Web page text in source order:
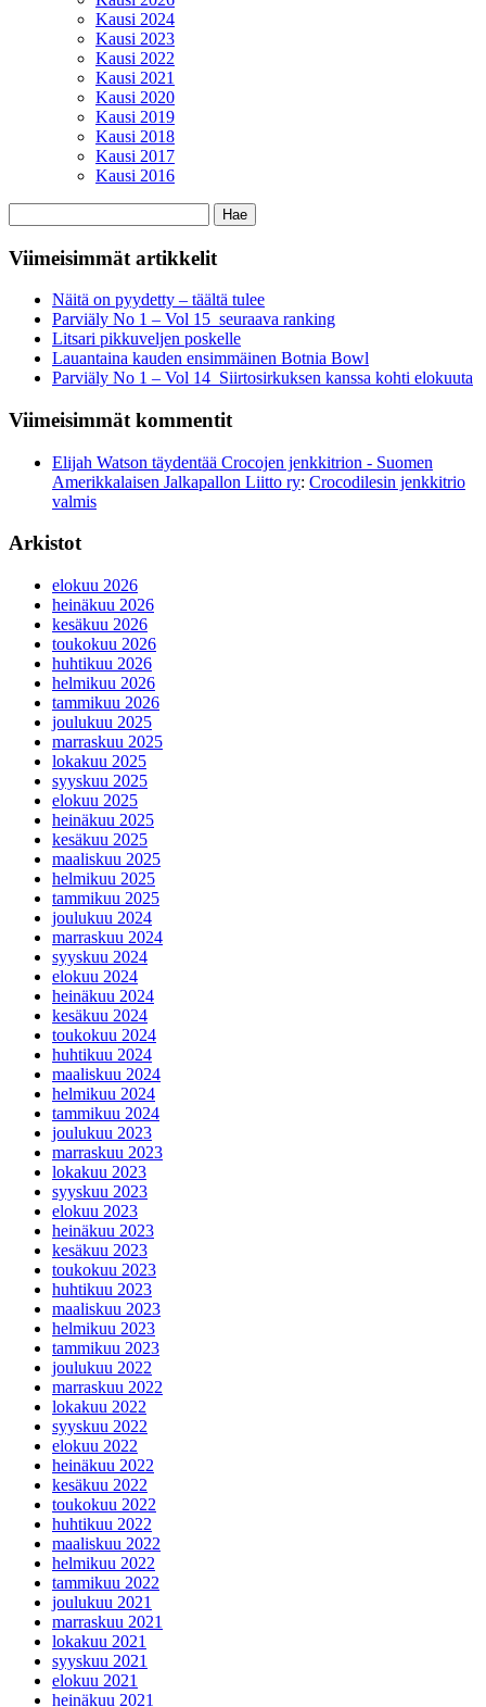
Kausi 2024
Kausi 2023
Kausi 2022
Kausi 2021
Kausi 2020
Kausi 2019
Kausi 2018
Kausi 2017
Kausi 2016
Viimeisimmät artikkelit
Näitä on pyydetty – täältä tulee
Parviäly No 1 – Vol 15 seuraava ranking
Litsari pikkuveljen poskelle
Lauantaina kauden ensimmäinen Botnia Bowl
Parviäly No 1 – Vol 14 Siirtosirkuksen kanssa kohti elokuuta
Viimeisimmät kommentit
Elijah Watson täydentää Crocojen jenkkitrion - Suomen
Amerikkalaisen Jalkapallon Liitto ry: Crocodilesin jenkkitrio
valmis
Arkistot
elokuu 2026
heinäkuu 2026
kesäkuu 2026
toukokuu 2026
huhtikuu 2026
helmikuu 2026
tammikuu 2026
joulukuu 2025
marraskuu 2025
lokakuu 2025
syyskuu 2025
elokuu 2025
heinäkuu 2025
kesäkuu 2025
maaliskuu 2025
helmikuu 2025
tammikuu 2025
joulukuu 2024
marraskuu 2024
syyskuu 2024
elokuu 2024
heinäkuu 2024
kesäkuu 2024
toukokuu 2024
huhtikuu 2024
maaliskuu 2024
helmikuu 2024
tammikuu 2024
joulukuu 2023
marraskuu 2023
lokakuu 2023
syyskuu 2023
elokuu 2023
heinäkuu 2023
kesäkuu 2023
toukokuu 2023
huhtikuu 2023
maaliskuu 2023
helmikuu 2023
tammikuu 2023
joulukuu 2022
marraskuu 2022
lokakuu 2022
syyskuu 2022
elokuu 2022
heinäkuu 2022
kesäkuu 2022
toukokuu 2022
huhtikuu 2022
maaliskuu 2022
helmikuu 2022
tammikuu 2022
joulukuu 2021
marraskuu 2021
lokakuu 2021
syyskuu 2021
elokuu 2021
heinäkuu 2021